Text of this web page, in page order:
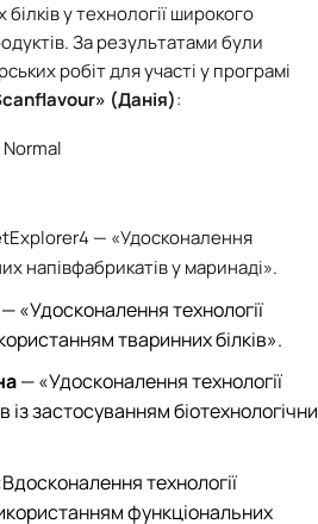
у технології широкого
За результатами були
робіт для участі у програмі
(Данія):
Normal
— «Удосконалення
напівфабрикатів у маринаді».
—«Удосконалення технології
тваринних білків».
—«Удосконалення технології
із застосуванням
технології
функціональних